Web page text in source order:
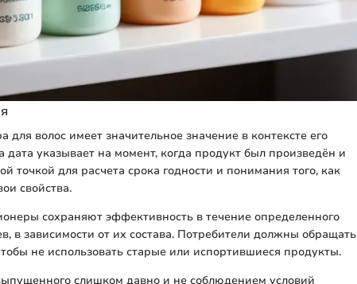
для волос имеет значительное значение в контексте его
дата указывает на момент, когда продукт был произведён и
точкой для расчета срока годности и понимания того, как
свойства.
сохраняют эффективность в течение определенного
в зависимости от их состава. Потребители должны обращать
не использовать старые или испортившиеся продукты.
слишком давно и не соблюдением условий